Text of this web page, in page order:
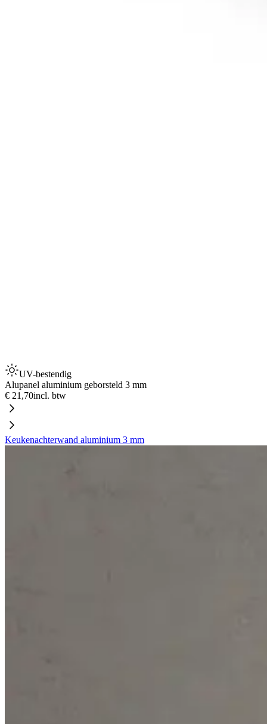
UV-bestendig
Alupanel aluminium geborsteld 3 mm
€ 21,70incl. btw
Keukenachterwand aluminium 3 mm